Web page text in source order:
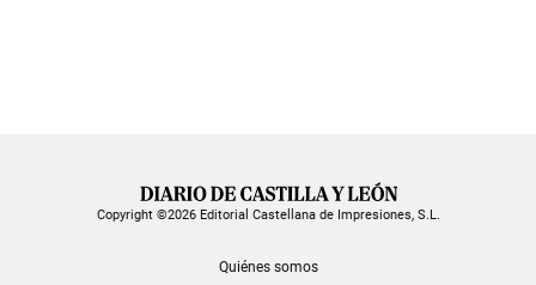
Copyright ©2026 Editorial Castellana de Impresiones, S.L.
Quiénes somos